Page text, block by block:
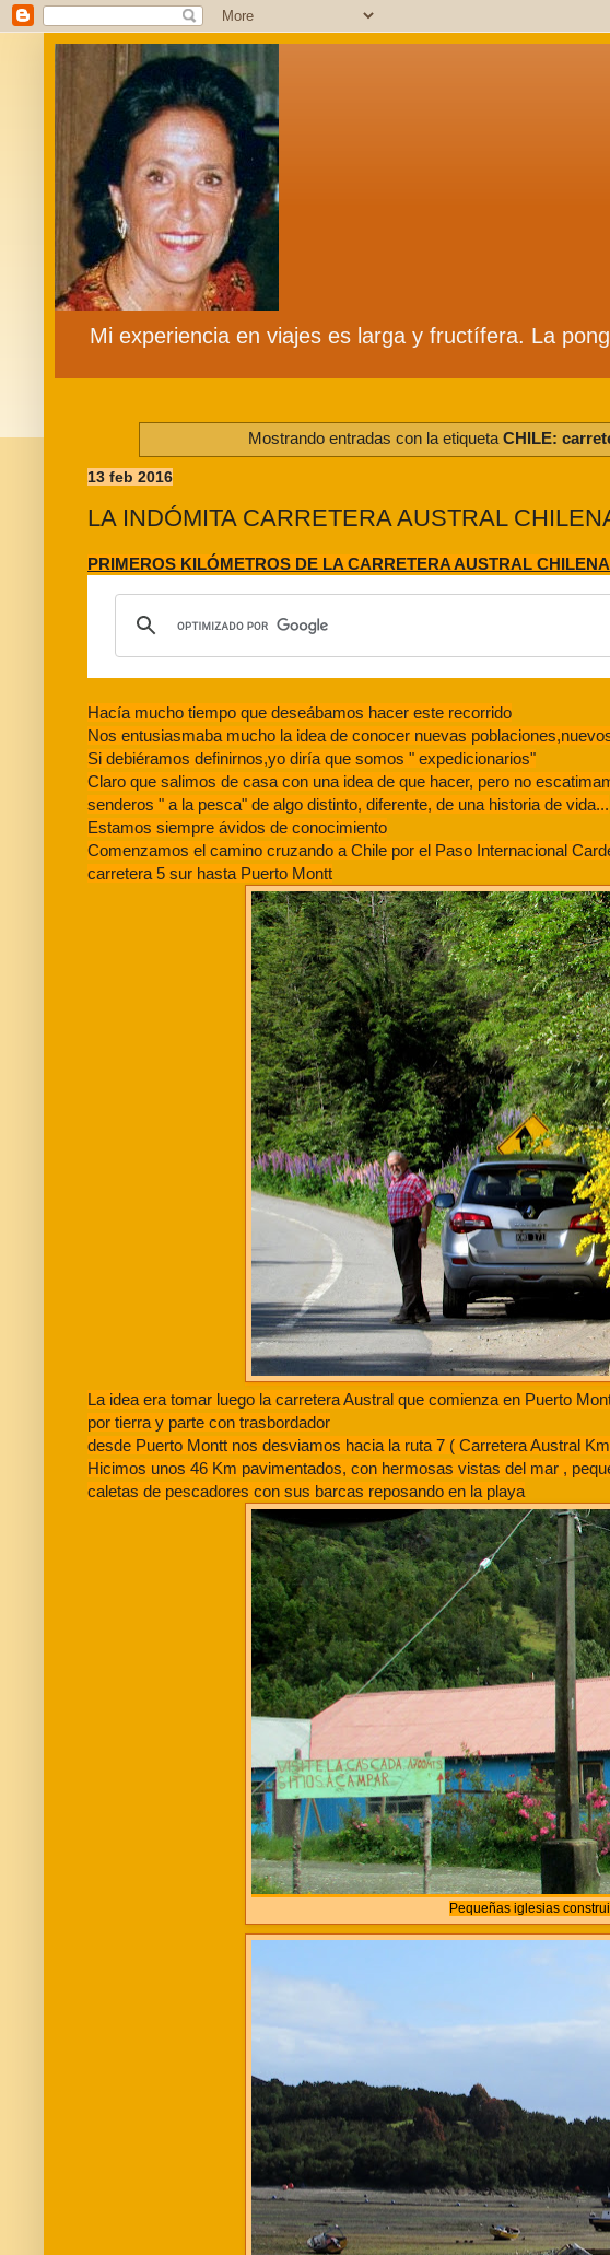
Mi experiencia en viajes es larga y fructífera. La
Mostrando entradas con la etiquetaCHILE:
13 feb 2016
LA INDÓMITA CARRETERA AUSTRAL
PRIMEROS KILÓMETROS DE LA CARRETERA AUSTRAL CHILENA
Hacía mucho tiempo que deseábamos hacer este recorrido
Nos entusiasmaba mucho la idea de conocer nuevas
Si debiéramos definirnos,yo diría que somos " expedicionarios"
Claro que salimos de casa con una idea de que hacer, pero no
senderos " a la pesca" de algo distinto, diferente, de una historia de vida...
Estamos siempre ávidos de conocimiento
Comenzamos el camino cruzando a Chile por el Paso Internacional
carretera 5 sur hasta Puerto Montt
La idea era tomar luego la carretera Austral que comienza en Puerto
por tierra y parte con trasbordador
desde Puerto Montt nos desviamos hacia la ruta 7 ( Carretera Austral
Hicimos unos 46 Km pavimentados, con hermosas vistas del mar ,
caletas de pescadores con sus barcas reposando en la playa
Pequeñas iglesias